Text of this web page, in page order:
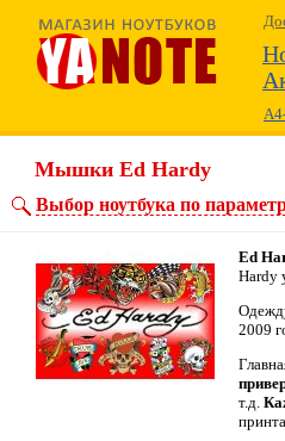
Мышки Ed Hardy
Выбор ноутбука по
Ed
Hardy
2009
т.д.